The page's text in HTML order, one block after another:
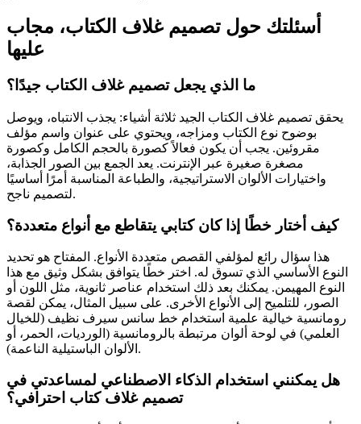
أسئلتك حول تصميم غلاف الكتاب، مجاب
عليها
ما الذي يجعل تصميم غلاف الكتاب جيدًا؟
يحقق تصميم غلاف الكتاب الجيد ثلاثة أشياء: يجذب الانتباه، ويوصل
بوضوح نوع الكتاب ومزاجه، ويحتوي على عنوان واسم مؤلف
مقروئين. يجب أن يكون فعالاً كصورة بالحجم الكامل وكصورة
مصغرة صغيرة عبر الإنترنت. يعد الجمع بين الصور الجذابة،
واختيارات الألوان الاستراتيجية، والطباعة المناسبة أمرًا أساسيًا
لتصميم ناجح.
كيف أختار خطًا إذا كان كتابي يتقاطع مع أنواع متعددة؟
هذا سؤال رائع لمؤلفي القصص متعددة الأنواع. المفتاح هو تحديد
النوع الأساسي الذي تسوق له. اختر خطًا يتوافق بشكل وثيق مع هذا
النوع المهيمن. يمكنك بعد ذلك استخدام عناصر ثانوية، مثل اللون أو
الصور، للتلميح إلى الأنواع الأخرى. على سبيل المثال، يمكن لقصة
رومانسية خيالية علمية استخدام خط سانس سيرف نظيف (للخيال
العلمي) في لوحة ألوان مرتبطة بالرومانسية (الورديات، الحمر، أو
الألوان الباستيلية الناعمة).
هل يمكنني استخدام الذكاء الاصطناعي لمساعدتي في
تصميم غلاف كتاب احترافي؟